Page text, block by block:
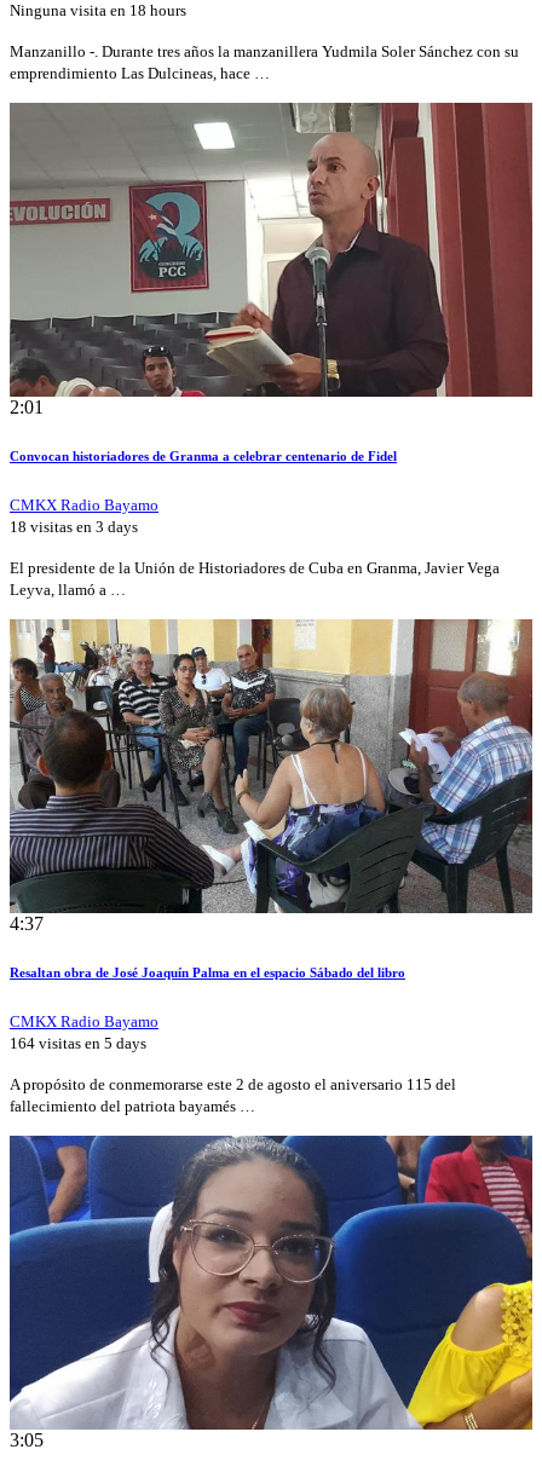
Ninguna visita en 18 hours
Manzanillo -. Durante tres años la manzanillera Yudmila Soler Sánchez con su
emprendimiento Las Dulcineas, hace …
2:01
Convocan historiadores de Granma a celebrar centenario de Fidel
CMKX Radio Bayamo
18 visitas en 3 days
El presidente de la Unión de Historiadores de Cuba en Granma, Javier Vega
Leyva, llamó a …
4:37
Resaltan obra de José Joaquín Palma en el espacio Sábado del libro
CMKX Radio Bayamo
164 visitas en 5 days
A propósito de conmemorarse este 2 de agosto el aniversario 115 del
fallecimiento del patriota bayamés …
3:05